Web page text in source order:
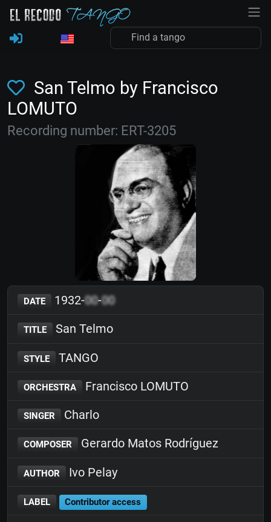
San Telmo by Francisco
LOMUTO
Recording number: ERT-3205
DATE 1932-00-00
TITLE San Telmo
STYLE TANGO
ORCHESTRA Francisco LOMUTO
SINGER Charlo
COMPOSER Gerardo Matos Rodríguez
AUTHOR Ivo Pelay
LABEL Contributor access